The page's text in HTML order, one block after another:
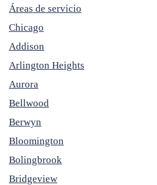
Áreas de servicio
Chicago
Addison
Arlington Heights
Aurora
Bellwood
Berwyn
Bloomington
Bolingbrook
Bridgeview